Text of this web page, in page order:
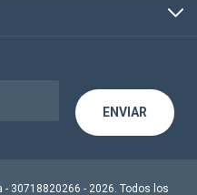
30718820266 - 2026. Todos los